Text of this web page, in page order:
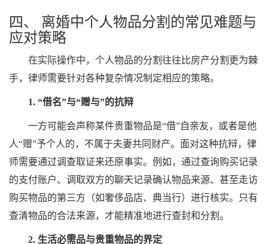
四、 离婚中个人物品分割的常见难题与
应对策略
在实际操作中，个人物品的分割往往比房产分割更为棘
手，律师需要针对各种复杂情况制定相应的策略。
1. “借名”与“赠与”的抗辩
一方可能会声称某件贵重物品是“借”自亲友，或者是他
人“赠”予个人的，不属于夫妻共同财产。面对这种抗辩，律
师需要通过调查取证来还原事实。例如，通过查询购买记录
的支付账户、调取双方的聊天记录确认物品来源、甚至走访
购买物品的第三方（如奢侈品店、典当行）进行核实。只有
查清物品的合法来源，才能精准地进行查封和分割。
2. 生活必需品与贵重物品的界定